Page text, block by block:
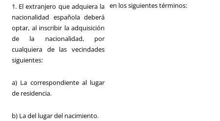
1. El extranjero que adquiera la
nacionalidad española deberá
optar, al inscribir la adquisición
de la nacionalidad, por
cualquiera de las vecindades
siguientes:
a) La correspondiente al lugar
de residencia.
b) La del lugar del nacimiento.
en los siguientes términos: